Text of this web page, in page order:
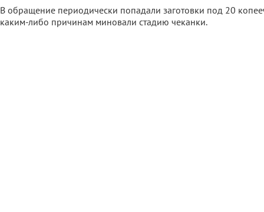
В обращение периодически попадали заготовки под 20
каким-либо причинам миновали стадию чеканки.